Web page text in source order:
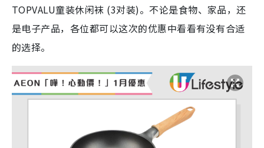
TOPVALU童装休闲袜 (3对装)。不论是食物、家品，还
是电子产品，各位都可以这次的优惠中看看有没有合适
的选择。